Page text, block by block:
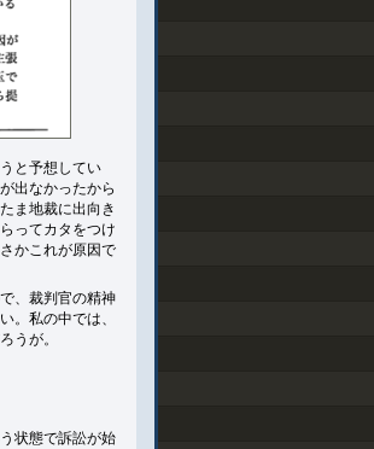
と予想してい
出なかったから
ま地裁に出向き
ってカタをつけ
かこれが原因で
、裁判官の精神
。私の中では、
うが。
状態で訴訟が始